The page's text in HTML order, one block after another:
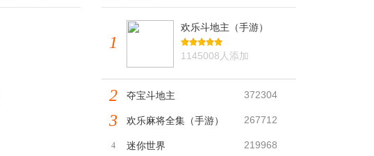
1
欢乐斗地主（手游）
1145008人添加
2 夺宝斗地主 372304
3 欢乐麻将全集（手游） 267712
4 迷你世界 219968